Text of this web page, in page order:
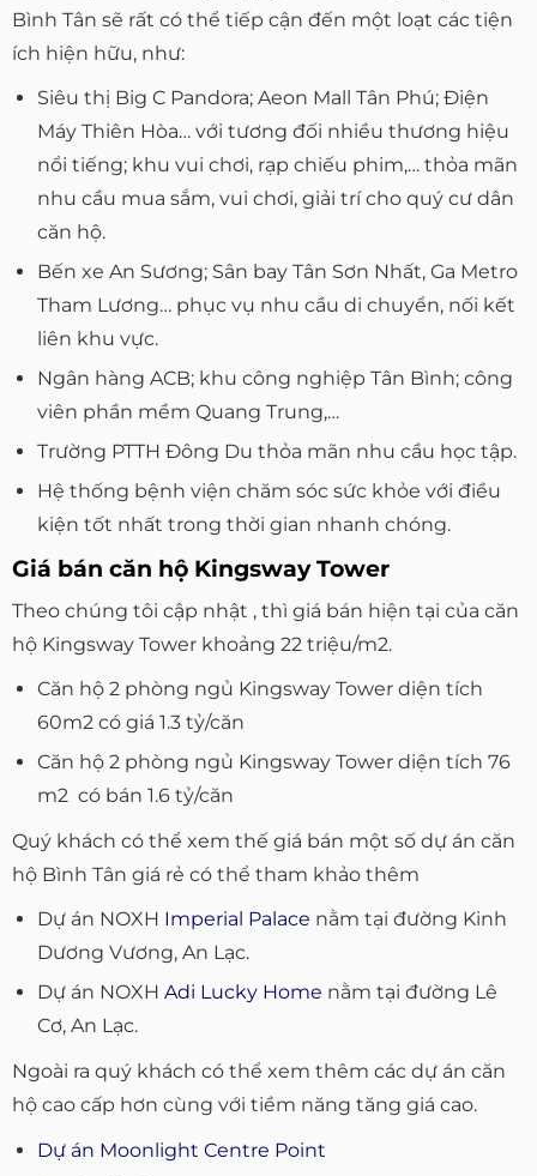
Bình Tân sẽ rất có thể tiếp cận đến một loạt các tiện
ích hiện hữu, như:
Siêu thị Big C Pandora; Aeon Mall Tân Phú; Điện
Máy Thiên Hòa… với tương đối nhiều thương hiệu
nổi tiếng; khu vui chơi, rạp chiếu phim,… thỏa mãn
nhu cầu mua sắm, vui chơi, giải trí cho quý cư dân
căn hộ.
Bến xe An Sương; Sân bay Tân Sơn Nhất, Ga Metro
Tham Lương… phục vụ nhu cầu di chuyển, nối kết
liên khu vực.
Ngân hàng ACB; khu công nghiệp Tân Bình; công
viên phần mềm Quang Trung,…
Trường PTTH Đông Du thỏa mãn nhu cầu học tập.
Hệ thống bệnh viện chăm sóc sức khỏe với điều
kiện tốt nhất trong thời gian nhanh chóng.
Giá bán căn hộ Kingsway Tower
Theo chúng tôi cập nhật , thì giá bán hiện tại của căn
hộ Kingsway Tower khoảng 22 triệu/m2.
Căn hộ 2 phòng ngủ Kingsway Tower diện tích
60m2 có giá 1.3 tỷ/căn
Căn hộ 2 phòng ngủ Kingsway Tower diện tích 76
m2 có bán 1.6 tỷ/căn
Quý khách có thể xem thế giá bán một số dự án căn
hộ Bình Tân giá rẻ có thể tham khảo thêm
Dự án NOXH Imperial Palace nằm tại đường Kinh
Dương Vương, An Lạc.
Dự án NOXH Adi Lucky Home nằm tại đường Lê
Cơ, An Lạc.
Ngoài ra quý khách có thể xem thêm các dự án căn
hộ cao cấp hơn cùng với tiềm năng tăng giá cao.
Dự án Moonlight Centre Point